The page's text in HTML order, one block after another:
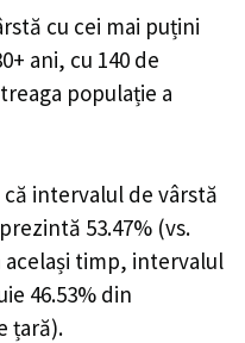
cu cei mai puțini
ani, cu 140 de
populație a
intervalul de vârstă
53.47% (vs.
același timp, intervalul
46.53% din
țară).